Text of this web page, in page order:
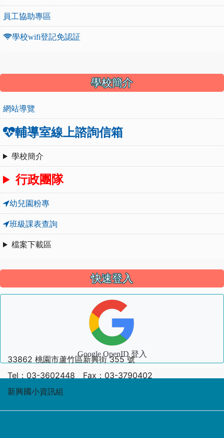
員工協助專區
學校wifi登記免認証
學校簡介
網站導覽
輔導室線上諮詢信箱
學校簡介
行政團隊
幼兒園粉專
班級課表查詢
檔案下載區
快速登入
Google OpenID 登入
33862 桃園市蘆竹區新興街 355 號
Tel：03-3602448 Fax：03-3790402
新興國小資訊組